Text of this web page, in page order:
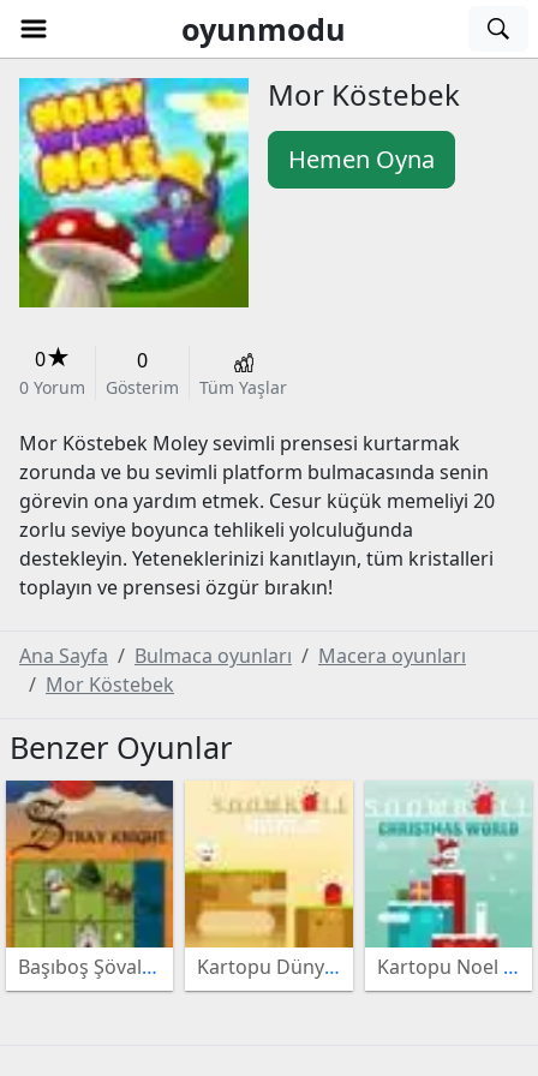
Atari
oyunları
Müzik
oyunları
Beceri
oyunları
3lü
Eşleştirme
oyunları
Kız
oyunları
Bulmaca
oyunları
Bakım
oyunları
Bebek
Bakıcısı
oyunları
Masa
Tenisi
oyunları
Spor
oyunları
Satranç
oyunları
Makyaj
oyunları
Giydirme
oyunmodu
Mor Köstebek
Hemen Oyna
0★
0 Yorum
0
Gösterim Tüm Yaşlar
Mor Köstebek Moley sevimli prensesi kurtarmak
zorunda ve bu sevimli platform bulmacasında senin
görevin ona yardım etmek. Cesur küçük memeliyi 20
zorlu seviye boyunca tehlikeli yolculuğunda
destekleyin. Yeteneklerinizi kanıtlayın, tüm kristalleri
toplayın ve prensesi özgür bırakın!
Ana Sayfa Bulmaca oyunları
Macera oyunları
Mor Köstebek
Benzer Oyunlar
Başıboş Şövalye Kartopu Dünyası Kartopu Noel Dünyası